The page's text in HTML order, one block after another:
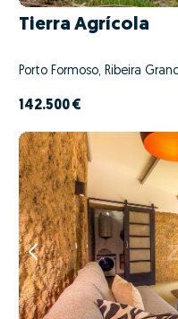
Tierra Agrícola
Porto Formoso, Ribeira
142.500 €